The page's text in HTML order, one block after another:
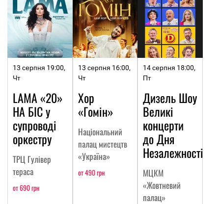
13 серпня 19:00,
Чт
LAMA «20»
НА БІС у
супроводі
оркестру
ТРЦ Гулівер
тераса
от 690 грн
13 серпня 16:00,
Чт
Хор
«Гомін»
Національний
палац мистецтв
«Україна»
от 490 грн
14 серпня 18:00,
Пт
Дизель Шоу
Великі
концерти
до Дня
Незалежності
МЦКМ
«Жовтневий
палац»